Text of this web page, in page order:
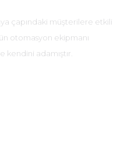
çapındaki müşterilere etkili
otomasyon ekipmanı
adamıştır.